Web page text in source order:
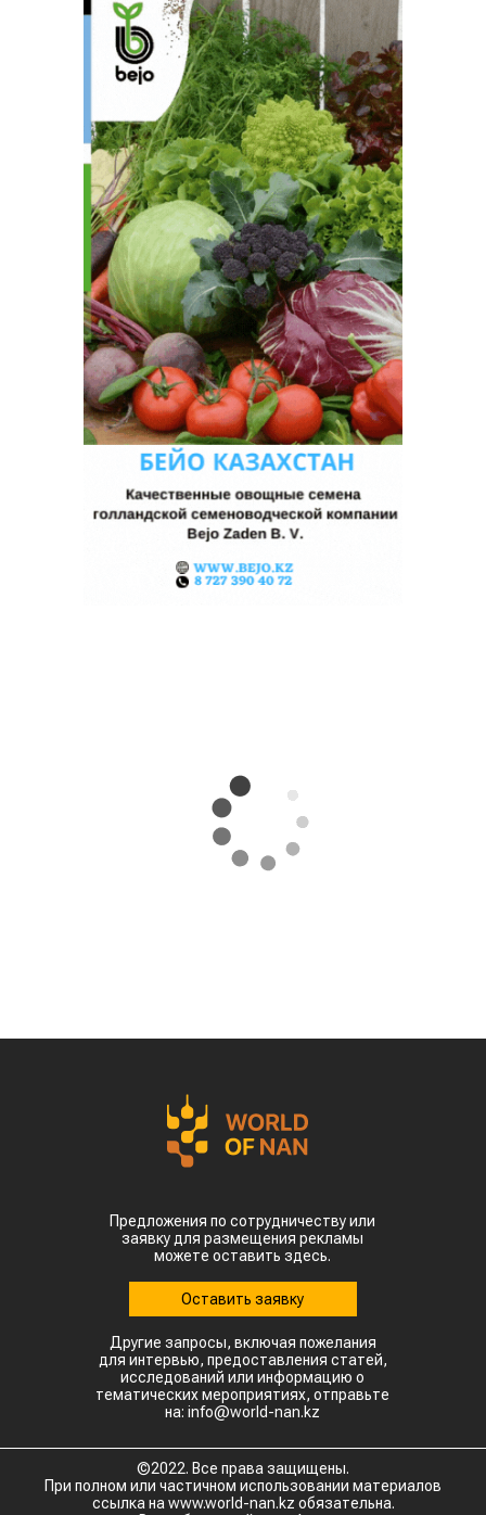
Предложения по сотрудничеству или
заявку для размещения рекламы
можете оставить здесь.
Оставить заявку
Другие запросы, включая пожелания
для интервью, предоставления статей,
исследований или информацию о
тематических мероприятиях, отправьте
на: info@world-nan.kz
©2022. Все права защищены.
При полном или частичном использовании материалов
ссылка на www.world-nan.kz обязательна.